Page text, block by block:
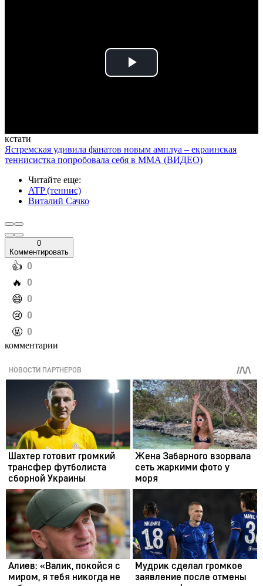
Play
кстати
Ястремская удивила фанатов новым амплуа – eкраинская
теннисистка попробовала себя в ММА (ВИДЕО)
Читайте еще:
ATP (теннис)
Виталий Сачко
0
Комментировать
️👍 0
️🔥 0
️😄 0
️😢 0
️🤬 0
комментарии